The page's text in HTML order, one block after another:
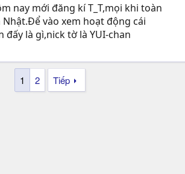
nay mới đăng kí T_T,mọi khi toàn
vào xem hoạt động cái
đấy là gì,nick tờ là YUI-chan
1 2 Tiếp